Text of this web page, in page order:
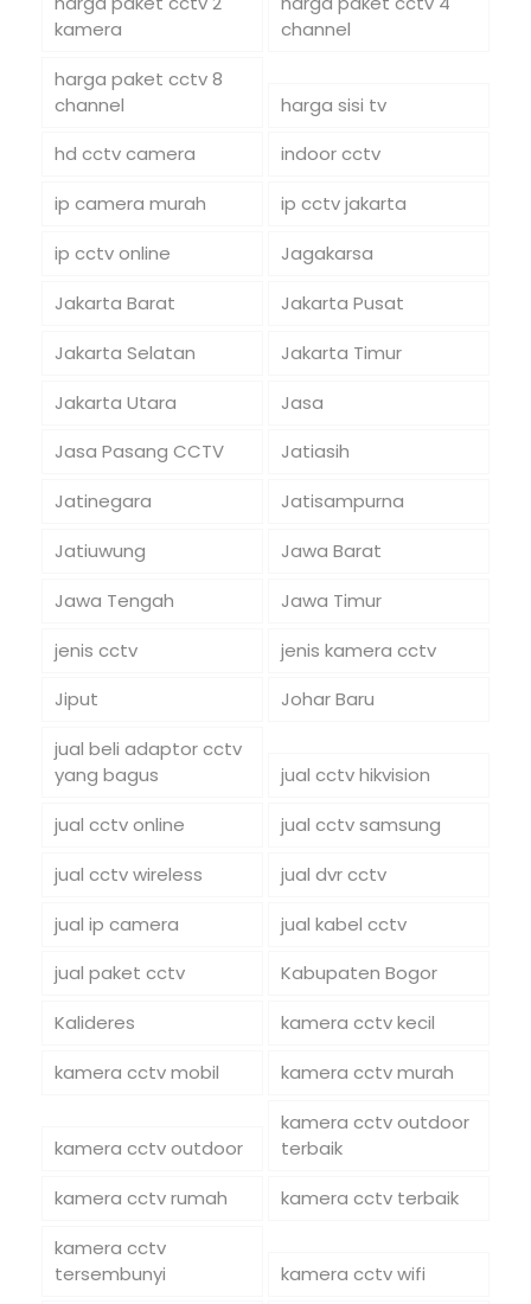
kamera
channel
harga paket cctv 8
channel
harga sisi tv
hd cctv camera
indoor cctv
ip camera murah
ip cctv jakarta
ip cctv online
Jagakarsa
Jakarta Barat
Jakarta Pusat
Jakarta Selatan
Jakarta Timur
Jakarta Utara
Jasa
Jasa Pasang CCTV
Jatiasih
Jatinegara
Jatisampurna
Jatiuwung
Jawa Barat
Jawa Tengah
Jawa Timur
jenis cctv
jenis kamera cctv
Jiput
Johar Baru
jual beli adaptor cctv
yang bagus
jual cctv hikvision
jual cctv online
jual cctv samsung
jual cctv wireless
jual dvr cctv
jual ip camera
jual kabel cctv
jual paket cctv
Kabupaten Bogor
Kalideres
kamera cctv kecil
kamera cctv mobil
kamera cctv murah
kamera cctv outdoor
kamera cctv outdoor
terbaik
kamera cctv rumah
kamera cctv terbaik
kamera cctv
tersembunyi
kamera cctv wifi